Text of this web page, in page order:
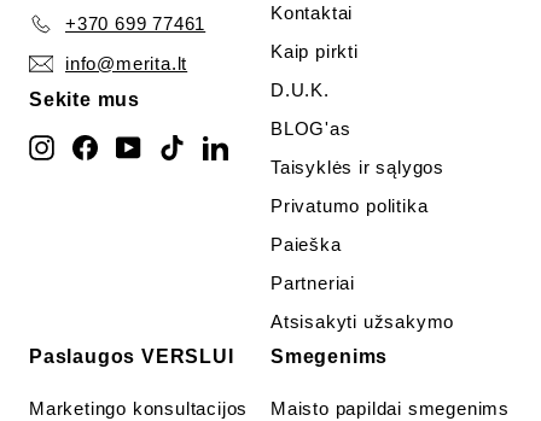
+370 699 77461
info@merita.lt
Sekite mus
InstagramFacebookYouTube
TikTok
Kontaktai
Kaip pirkti
D.U.K.
BLOG'as
Taisyklės ir sąlygos
Privatumo politika
Paieška
Partneriai
Atsisakyti užsakymo
Paslaugos VERSLUI
Marketingo konsultacijos
Smegenims
Maisto papildai smegenims